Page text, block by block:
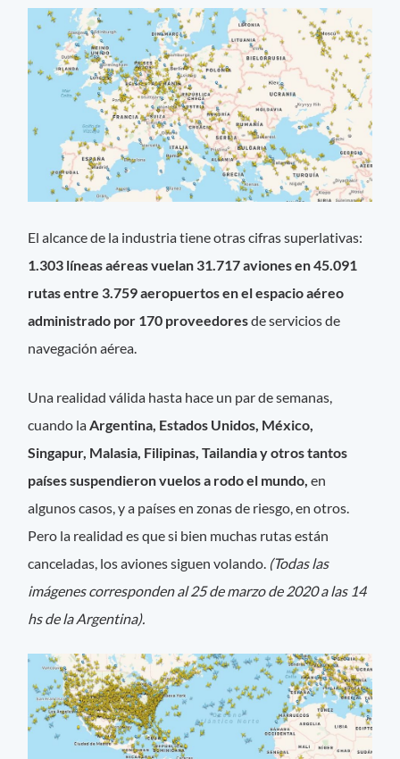
El alcance de la industria tiene otras cifras superlativas:
1.303 líneas aéreas vuelan 31.717 aviones en 45.091
rutas entre 3.759 aeropuertos en el espacio aéreo
administrado por 170 proveedoresde servicios de
navegación aérea.
Una realidad válida hasta hace un par de semanas,
cuando laArgentina, Estados Unidos, México,
Singapur, Malasia, Filipinas, Tailandia y otros tantos
países suspendieron vuelos a rodo el mundo, en
algunos casos, y a países en zonas de riesgo, en otros.
Pero la realidad es que si bien muchas rutas están
canceladas, los aviones siguen volando. (Todas las
imágenes corresponden al 25 de marzo de 2020 a las 14
hs de la Argentina).